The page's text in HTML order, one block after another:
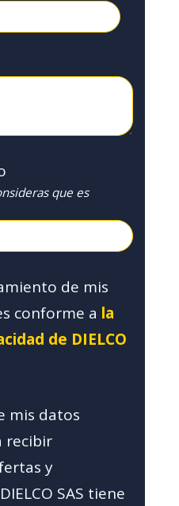
que es
de mis
conforme a la
de DIELCO
mis datos
recibir
y
SAS tiene